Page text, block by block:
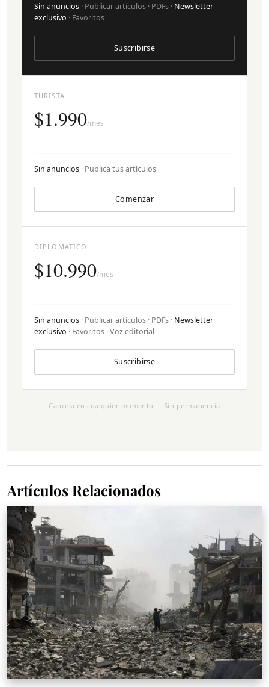
TURISTA
$1.990/mes
Sin anuncios · Publica tus artículos
Comenzar
Sin anuncios · Publicar artículos · PDFs · Newsletter
exclusivo · Favoritos
Suscribirse
DIPLOMÁTICO
$10.990/mes
Sin anuncios · Publicar artículos · PDFs · Newsletter
exclusivo · Favoritos · Voz editorial
Suscribirse
Cancela en cualquier momento · Sin permanencia
Artículos Relacionados